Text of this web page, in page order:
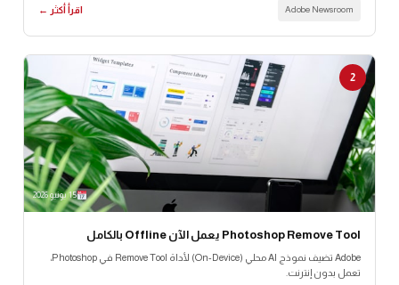
Adobe Newsroom اقرأ أكثر ←
2
15 يونيو 2026
Photoshop Remove Tool يعمل الآن Offline بالكامل
Adobe تضيف نموذج AI محلي (On-Device) لأداة Remove Tool في Photoshop،
تعمل بدون إنترنت.